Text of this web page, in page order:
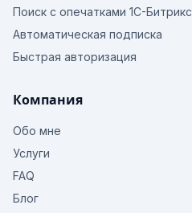
Поиск с опечатками 1С-Битрикс
Автоматическая подписка
Быстрая авторизация
Компания
Обо мне
Услуги
FAQ
Блог